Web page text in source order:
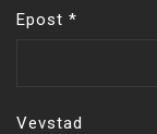
Epost *
Vevstad